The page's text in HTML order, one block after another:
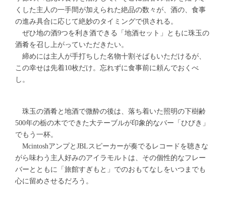
くした主人の一手間が加えられた絶品の数々が、酒の、食事
の進み具合に応じて絶妙のタイミングで供される。
ぜひ地の酒9つを利き酒できる「地酒セット」ともに珠玉の
酒肴を召し上がっていただきたい。
締めには主人が手打ちした名物十割そばもいただけるが、
この幸せは先着10枚だけ。忘れずに食事前に頼んでおくべ
し。
珠玉の酒肴と地酒で微酔の後は、落ち着いた照明の下樹齢
500年の栃の木でできた大テーブルが印象的なバー「ひびき」
でもう一杯。
McintoshアンプとJBLスピーカーが奏でるレコードを聴きな
がら味わう主人好みのアイラモルトは、その個性的なフレー
バーとともに「旅館すぎもと」でのおもてなしをいつまでも
心に留めさせるだろう。